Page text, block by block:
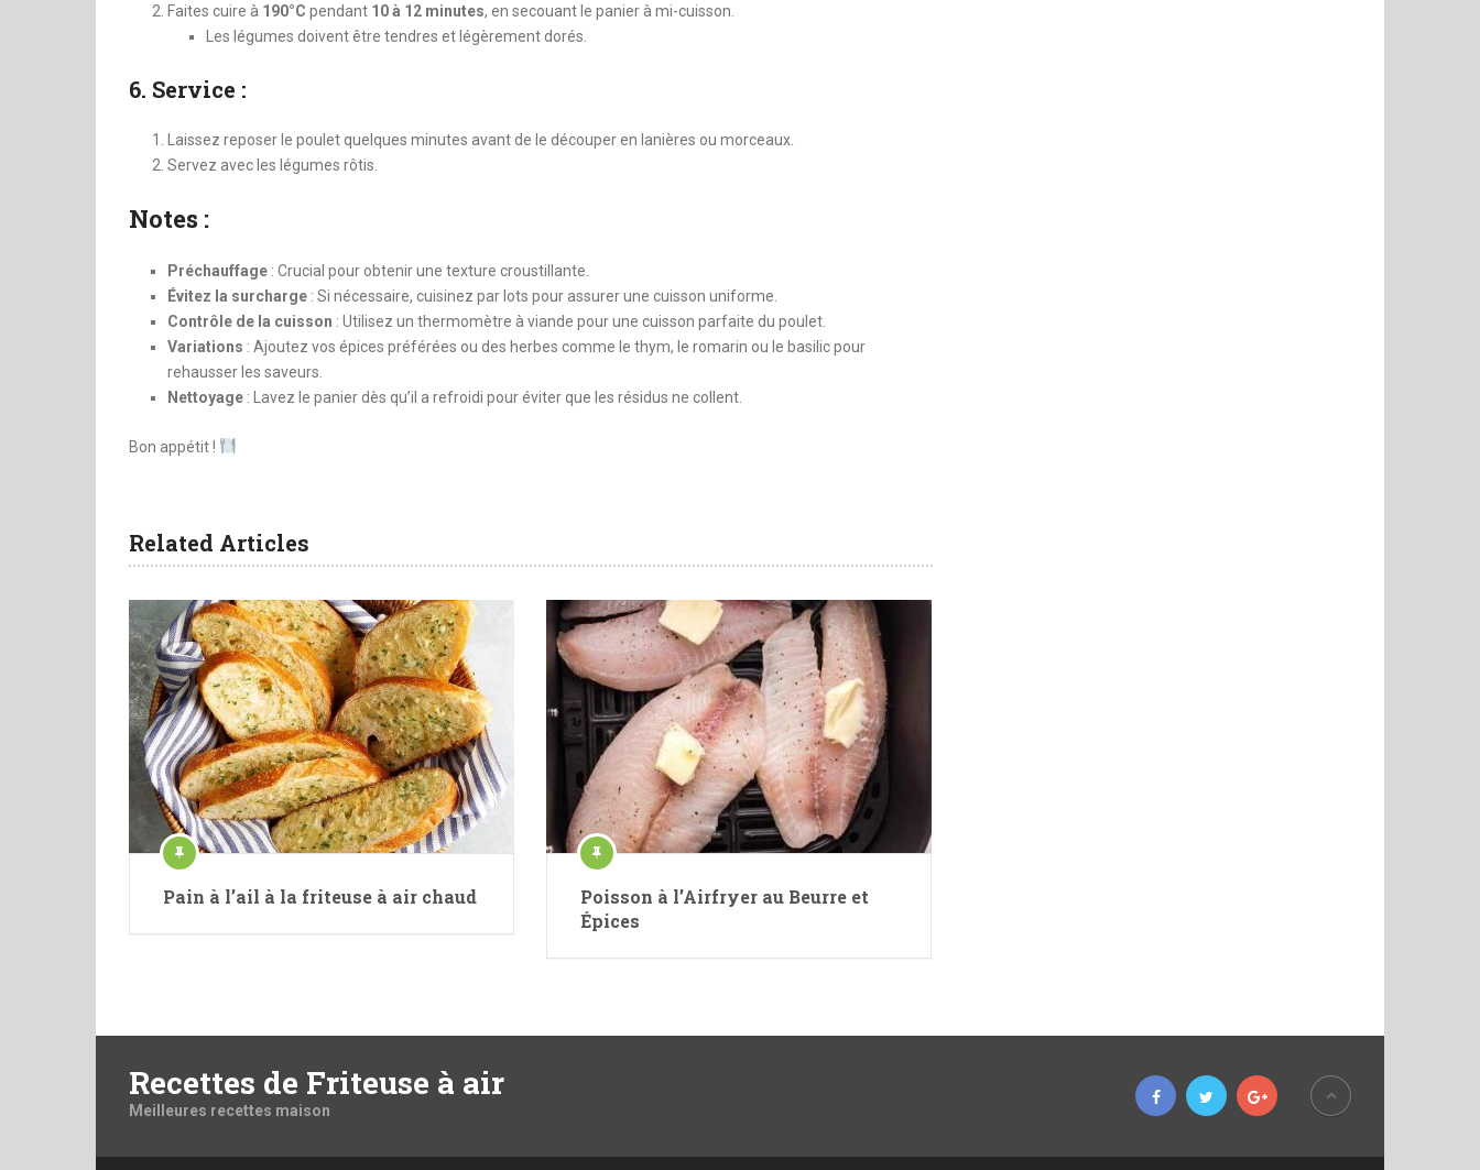
Faites cuire à 190°C pendant 10 à 12 minutes, en secouant le panier à mi-cuisson.
Les légumes doivent être tendres et légèrement dorés.
6. Service :
Laissez reposer le poulet quelques minutes avant de le découper en lanières ou morceaux.
Servez avec les légumes rôtis.
Notes :
Préchauffage : Crucial pour obtenir une texture croustillante.
Évitez la surcharge : Si nécessaire, cuisinez par lots pour assurer une cuisson uniforme.
Contrôle de la cuisson : Utilisez un thermomètre à viande pour une cuisson parfaite du poulet.
Variations : Ajoutez vos épices préférées ou des herbes comme le thym, le romarin ou le basilic pour
rehausser les saveurs.
Nettoyage : Lavez le panier dès qu’il a refroidi pour éviter que les résidus ne collent.
Bon appétit !
Related Articles
Pain à l’ail à la friteuse à air chaud
Poisson à l’Airfryer au Beurre et
Épices
Recettes de Friteuse à air
Meilleures recettes maison